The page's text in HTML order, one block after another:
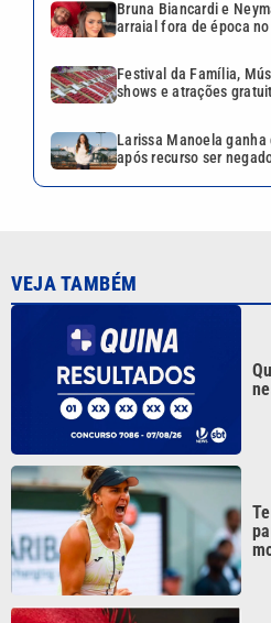
Bruna Biancardi e
arraial fora de época
Festival da Família,
shows e atrações
Larissa Manoela
após recurso ser
VEJA TAMBÉM